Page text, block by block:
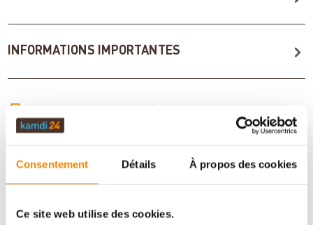
Consentement Détails À propos des cookies
Ce site web utilise des cookies.
INFORMATIONS IMPORTANTES